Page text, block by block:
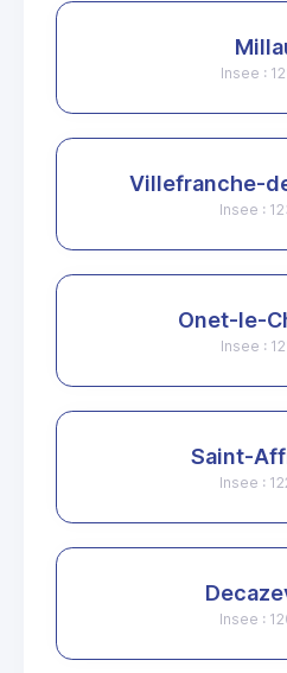
Insee :
Villefranche-
Insee :
Onet-le-
Insee :
Saint-
Insee :
Insee :